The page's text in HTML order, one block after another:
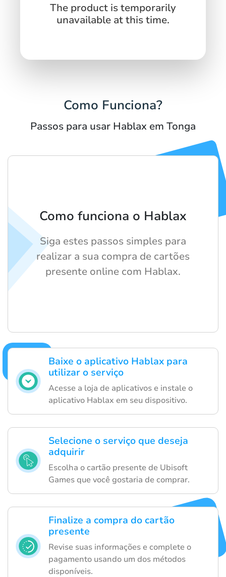
The product is temporarily
unavailable at this time.
Como Funciona?
Passos para usar Hablax em Tonga
Baixe o aplicativo Hablax para
utilizar o serviço
Acesse a loja de aplicativos e instale o
aplicativo Hablax em seu dispositivo.
Selecione o serviço que deseja
adquirir
Escolha o cartão presente de Ubisoft
Games que você gostaria de comprar.
Finalize a compra do cartão
presente
Revise suas informações e complete o
pagamento usando um dos métodos
disponíveis.
Como funciona o Hablax
Siga estes passos simples para
realizar a sua compra de cartões
presente online com Hablax.